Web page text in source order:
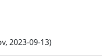
2023-09-13)